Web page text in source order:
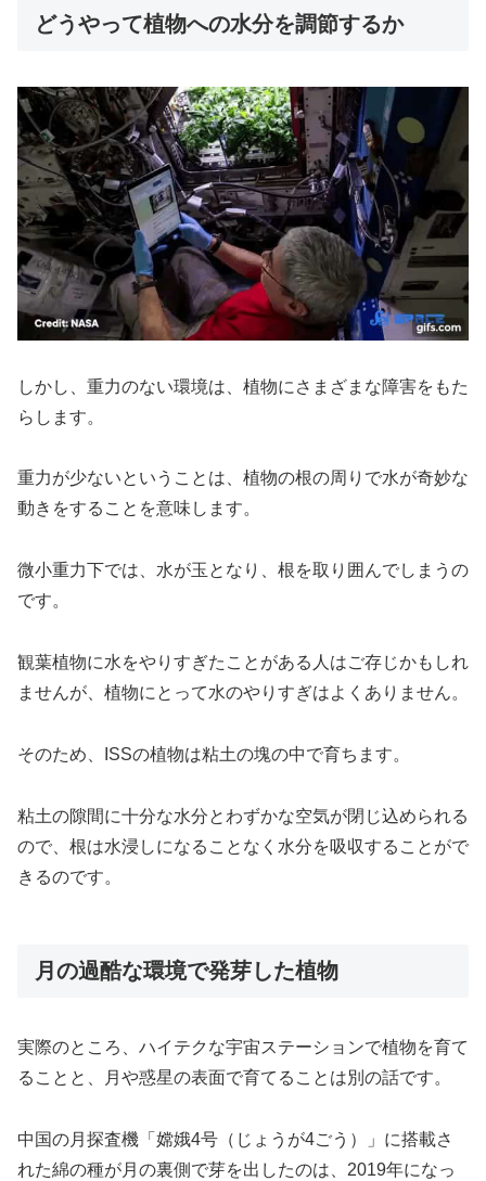
どうやって植物への水分を調節するか
しかし、重力のない環境は、植物にさまざまな障害をもた
らします。
重力が少ないということは、植物の根の周りで水が奇妙な
動きをすることを意味します。
微小重力下では、水が玉となり、根を取り囲んでしまうの
です。
観葉植物に水をやりすぎたことがある人はご存じかもしれ
ませんが、植物にとって水のやりすぎはよくありません。
そのため、ISSの植物は粘土の塊の中で育ちます。
粘土の隙間に十分な水分とわずかな空気が閉じ込められる
ので、根は水浸しになることなく水分を吸収することがで
きるのです。
月の過酷な環境で発芽した植物
実際のところ、ハイテクな宇宙ステーションで植物を育て
ることと、月や惑星の表面で育てることは別の話です。
中国の月探査機「嫦娥4号（じょうが4ごう）」に搭載さ
れた綿の種が月の裏側で芽を出したのは、2019年になっ